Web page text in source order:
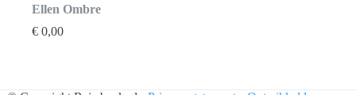
Ellen Ombre
€ 0,00